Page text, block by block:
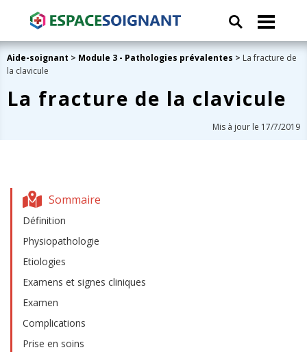
Aide-soignant > Module 3 - Pathologies prévalentes > La fracture de
la clavicule
La fracture de la clavicule
Mis à jour le 17/7/2019
Sommaire
Définition
Physiopathologie
Etiologies
Examens et signes cliniques
Examen
Complications
Prise en soins